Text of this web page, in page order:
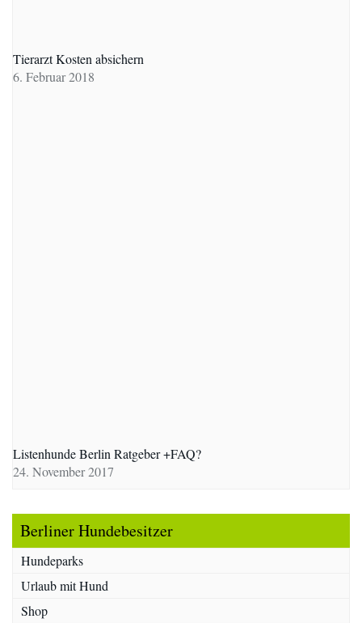
Tierarzt Kosten absichern
6. Februar 2018
Listenhunde Berlin Ratgeber +FAQ?
24. November 2017
Berliner Hundebesitzer
Hundeparks
Urlaub mit Hund
Shop